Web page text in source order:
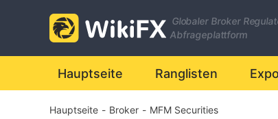
Globaler Broker
Abfrageplattform
Hauptseite Ranglisten
Hauptseite - Broker - MFM Securities
0